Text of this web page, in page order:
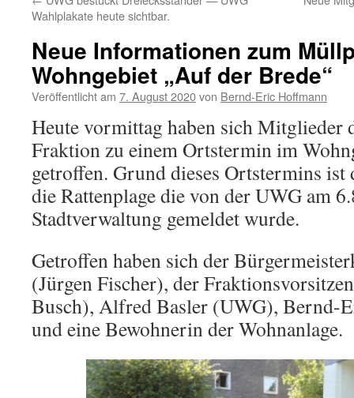
Wahlplakate heute sichtbar.
Neue Informationen zum
Wohngebiet „Auf der Brede“
Veröffentlicht am 7. August 2020von Bernd-Eric Hoffmann
Heute vormittag haben sich Mitglieder
Fraktion zu einem Ortstermin im
getroffen. Grund dieses Ortstermins
die Rattenplage die von der UWG am
Stadtverwaltung gemeldet wurde.
Getroffen haben sich der
(Jürgen Fischer), der
Busch), Alfred Basler (UWG), Bernd-
und eine Bewohnerin der Wohnanlage.